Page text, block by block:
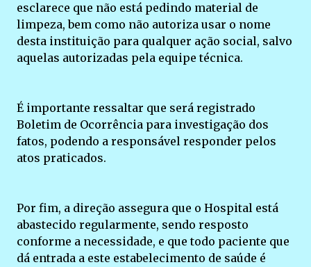
esclarece que não está pedindo material de
limpeza, bem como não autoriza usar o nome
desta instituição para qualquer ação social, salvo
aquelas autorizadas pela equipe técnica.
É importante ressaltar que será registrado
Boletim de Ocorrência para investigação dos
fatos, podendo a responsável responder pelos
atos praticados.
Por fim, a direção assegura que o Hospital está
abastecido regularmente, sendo resposto
conforme a necessidade, e que todo paciente que
dá entrada a este estabelecimento de saúde é